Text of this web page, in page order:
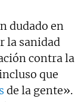
dudado en
la sanidad
contra la
que
de la gente».